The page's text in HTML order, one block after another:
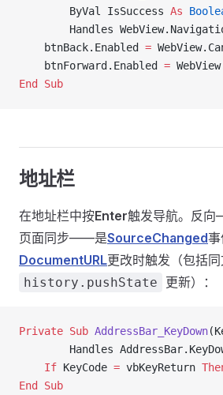
        ByVal IsSuccess
As
Handles
    btnBack.Enabled
=
    btnForward.Enabled
=
End Sub
地址栏
在地址栏中按Enter触发导航。反
页面同步——是SourceChanged事
DocumentURL更改时触发（包括
history.pushState 更新）：
Private Sub AddressBar_KeyDown
Handles
    If
KeyCode = vbKeyReturn
End Sub